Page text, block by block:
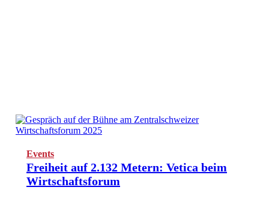
Events
Freiheit auf 2.132 Metern: Vetica beim
Wirtschaftsforum